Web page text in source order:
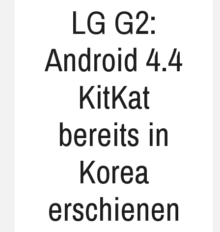
LG G2:
Android 4.4
KitKat
bereits in
Korea
erschienen